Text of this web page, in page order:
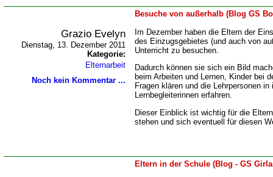
Besuche von außerhalb (Blog GS
Grazio Evelyn
Dienstag, 13. Dezember 2011
Kategorie:
Elternarbeit
Noch kein Kommentar ...
Im Dezember haben die Eltern der
des Einzugsgebietes (und auch von
Unterricht zu besuchen.
Dadurch können sie sich ein Bild
beim Arbeiten und Lernen, Kinder bei
Fragen klären und die Lehrpersonen
Lernbegleiterinnen erfahren.
Dieser Einblick ist wichtig für die
stehen und sich eventuell für diesen
Eltern in der Schule (Blog - GS